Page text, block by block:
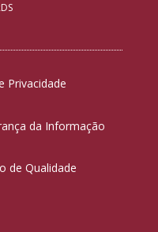
Privacidade
da Informação
de Qualidade